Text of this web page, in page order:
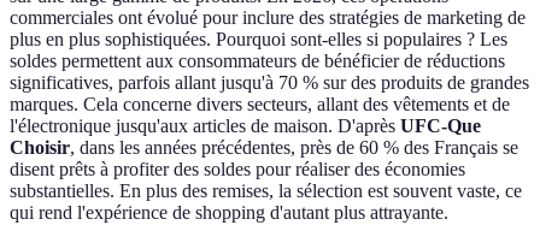
commerciales ont évolué pour inclure des stratégies de marketing de
plus en plus sophistiquées. Pourquoi sont-elles si populaires ? Les
soldes permettent aux consommateurs de bénéficier de réductions
significatives, parfois allant jusqu'à 70 % sur des produits de grandes
marques. Cela concerne divers secteurs, allant des vêtements et de
l'électronique jusqu'aux articles de maison. D'après UFC-Que
Choisir, dans les années précédentes, près de 60 % des Français se
disent prêts à profiter des soldes pour réaliser des économies
substantielles. En plus des remises, la sélection est souvent vaste, ce
qui rend l'expérience de shopping d'autant plus attrayante.